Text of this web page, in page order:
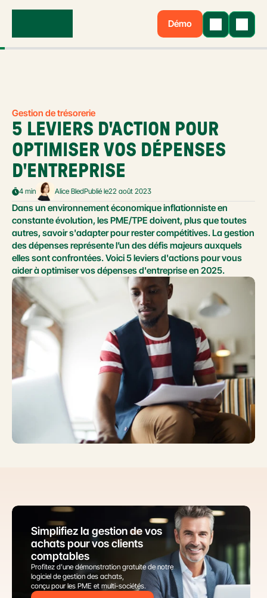
Démo
Gestion de trésorerie
5 LEVIERS D'ACTION POUR
OPTIMISER VOS DÉPENSES
D'ENTREPRISE
4 min Alice BledPublié le22 août 2023
Dans un environnement économique inflationniste en
constante évolution, les PME/TPE doivent, plus que toutes
autres, savoir s'adapter pour rester compétitives. La gestion
des dépenses représente l’un des défis majeurs auxquels
elles sont confrontées. Voici 5 leviers d'actions pour vous
aider à optimiser vos dépenses d'entreprise en 2025.
Simplifiez la gestion de vos
achats pour vos clients
comptables
Profitez d’une démonstration gratuite de notre
logiciel de gestion des achats,
conçu pour les PME et multi-sociétés.